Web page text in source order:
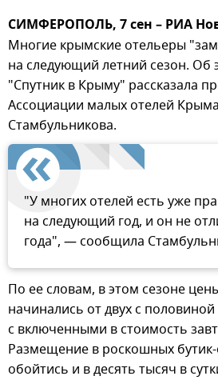
СИМФЕРОПОЛЬ, 7 сен – РИА
Многие крымские отельеры
на следующий летний сезон. Об
"Спутник в Крыму" рассказала
Ассоциации малых отелей
Стамбульникова.
"У многих отелей есть уже
на следующий год, и он не
года", — сообщила
По ее словам, в этом сезоне
начинались от двух с
с включенными в стоимость
Размещение в роскошных
обойтись и в десять тысяч в